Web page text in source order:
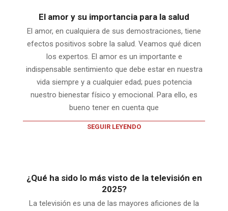
El amor y su importancia para la salud
El amor, en cualquiera de sus demostraciones, tiene
efectos positivos sobre la salud. Veamos qué dicen
los expertos. El amor es un importante e
indispensable sentimiento que debe estar en nuestra
vida siempre y a cualquier edad; pues potencia
nuestro bienestar físico y emocional. Para ello, es
bueno tener en cuenta que
SEGUIR LEYENDO
¿Qué ha sido lo más visto de la televisión en
2025?
La televisión es una de las mayores aficiones de la